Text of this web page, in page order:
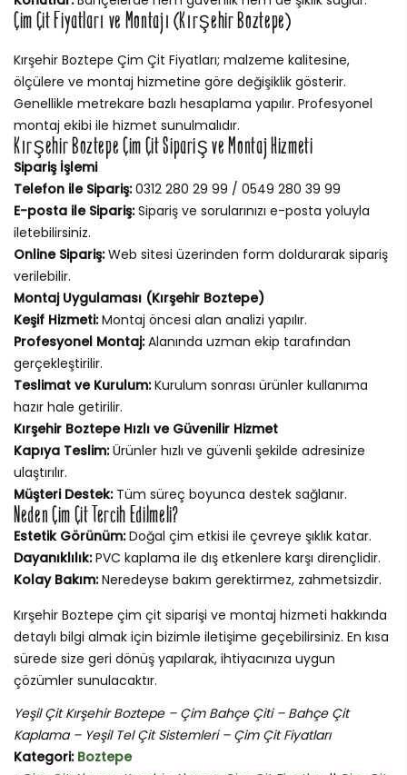
Çim Çit Fiyatları ve Montajı (Kırşehir Boztepe)
Kırşehir Boztepe Çim Çit Fiyatları; malzeme kalitesine,
ölçülere ve montaj hizmetine göre değişiklik gösterir.
Genellikle metrekare bazlı hesaplama yapılır. Profesyonel
montaj ekibi ile hizmet sunulmalıdır.
Kırşehir Boztepe Çim Çit Sipariş ve Montaj Hizmeti
Sipariş İşlemi
Telefon ile Sipariş:0312 280 29 99 / 0549 280 39 99
E-posta ile Sipariş:Sipariş ve sorularınızı e-posta yoluyla
iletebilirsiniz.
Online Sipariş:Web sitesi üzerinden form doldurarak sipariş
verilebilir.
Montaj Uygulaması (Kırşehir Boztepe)
Keşif Hizmeti:Montaj öncesi alan analizi yapılır.
Profesyonel Montaj:Alanında uzman ekip tarafından
gerçekleştirilir.
Teslimat ve Kurulum:Kurulum sonrası ürünler kullanıma
hazır hale getirilir.
Kırşehir Boztepe Hızlı ve Güvenilir Hizmet
Kapıya Teslim:Ürünler hızlı ve güvenli şekilde adresinize
ulaştırılır.
Müşteri Destek:Tüm süreç boyunca destek sağlanır.
Neden Çim Çit Tercih Edilmeli?
Estetik Görünüm:Doğal çim etkisi ile çevreye şıklık katar.
Dayanıklılık:PVC kaplama ile dış etkenlere karşı dirençlidir.
Kolay Bakım:Neredeyse bakım gerektirmez, zahmetsizdir.
Kırşehir Boztepe çim çit siparişi ve montaj hizmeti hakkında
detaylı bilgi almak için bizimle iletişime geçebilirsiniz. En kısa
sürede size geri dönüş yapılarak, ihtiyacınıza uygun
çözümler sunulacaktır.
Yeşil Çit Kırşehir Boztepe – Çim Bahçe Çiti – Bahçe Çit
Kaplama – Yeşil Tel Çit Sistemleri – Çim Çit Fiyatları
Kategori: Boztepe